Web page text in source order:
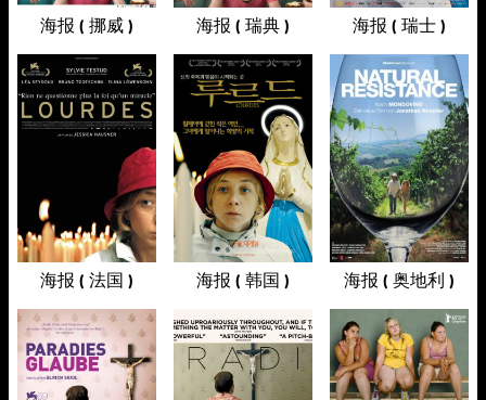
海报 ( 挪威 ) 海报 ( 瑞典 ) 海报 ( 瑞士 )
海报 ( 法国 ) 海报 ( 韩国 ) 海报 ( 奥地利 )